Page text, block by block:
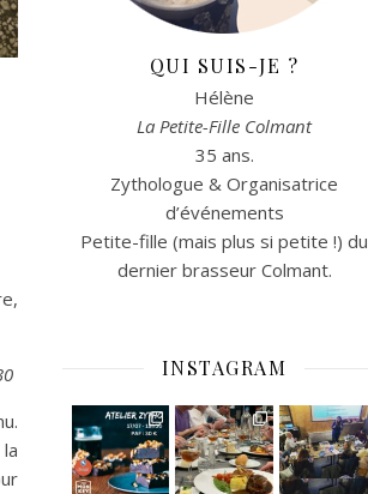
QUI SUIS-JE ?
Hélène
La Petite-Fille Colmant
35 ans.
Zythologue & Organisatrice
d’événements
Petite-fille (mais plus si petite !) du
dernier brasseur Colmant.
INSTAGRAM
C’est déjà mercredi !
Viens